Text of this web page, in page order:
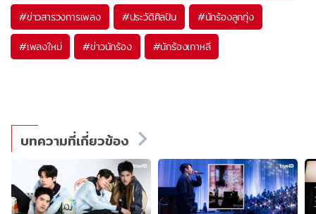
#ข่าวสารวงการเพลง #ประวัติศิลปิน #นักร้องลูกทุ่ง
#เพลงใหม่ #ข่าวนักร้อง #นักร้องเกาหลี
บทความที่เกี่ยวข้อง